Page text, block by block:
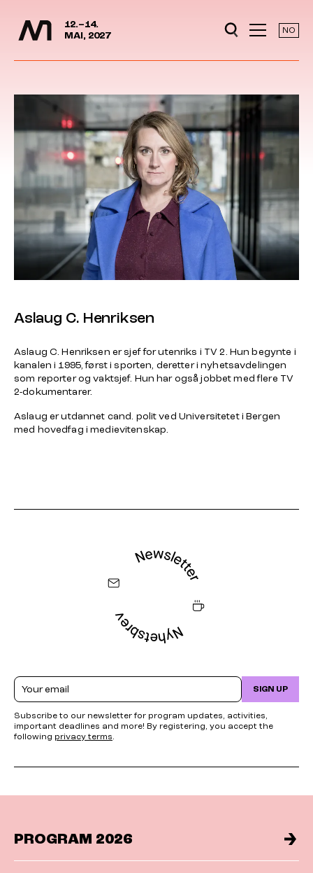
Jump to content
12.–14.
MAI, 2027
NO
Aslaug C. Henriksen
Aslaug C. Henriksen er sjef for utenriks i TV 2. Hun begynte i
kanalen i 1995, først i sporten, deretter i nyhetsavdelingen
som reporter og vaktsjef. Hun har også jobbet med flere TV
2-dokumentarer.
Aslaug er utdannet cand. polit ved Universitetet i Bergen
med hovedfag i medievitenskap.
Email SIGN UP
Subscribe to our newsletter for program updates, activities,
important deadlines and more! By registering, you accept the
following privacy terms.
PROGRAM 2026